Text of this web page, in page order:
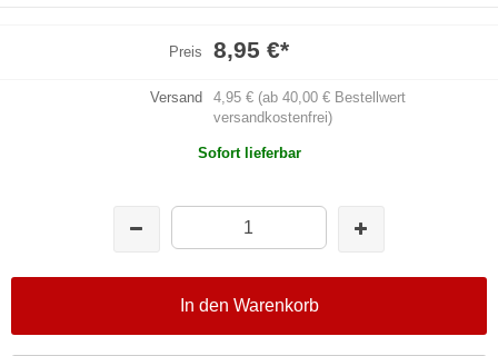
Preis 8,95 €*
Versand
4,95 € (ab 40,00 € Bestellwert
versandkostenfrei)
Sofort lieferbar
In den Warenkorb